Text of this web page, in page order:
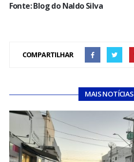
Fonte: Blog do Naldo Silva
COMPARTILHAR
MAIS NOTÍCIAS